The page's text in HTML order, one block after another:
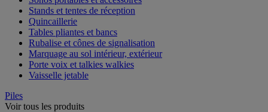
Stands et tentes de réception
Quincaillerie
Tables pliantes et bancs
Rubalise et cônes de signalisation
Marquage au sol intérieur, extérieur
Porte voix et talkies walkies
Vaisselle jetable
Piles
Voir tous les produits